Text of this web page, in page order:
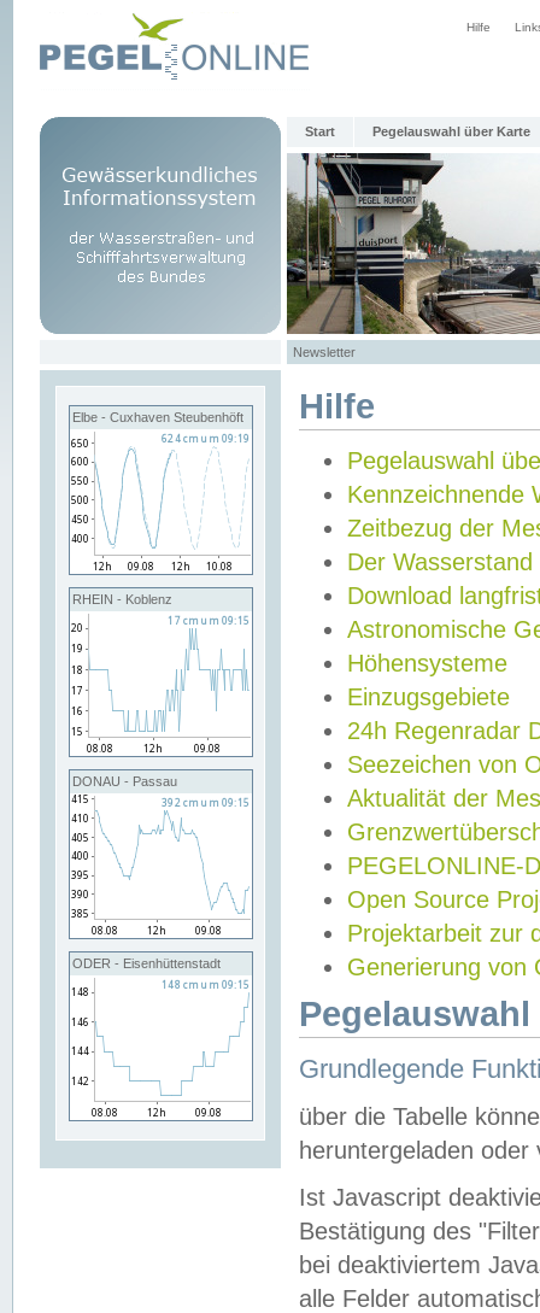
Hilfe
Start Pegelauswahl über Karte
Newsletter
Elbe - Cuxhaven Steubenhöft
RHEIN - Koblenz
DONAU - Passau
ODER - Eisenhüttenstadt
Hilfe
Pegelauswahl
Kennzeichnende
Zeitbezug der
Der Wasserstand
Download
Astronomische
Höhensysteme
Einzugsgebiete
24h Regenradar
Seezeichen von
Aktualität der
PEGELONLINE-
Open Source
Projektarbeit zur
Generierung von
Grundlegende
über die Tabelle
heruntergeladen oder
Ist Javascript
Bestätigung des
bei deaktiviertem
alle Felder